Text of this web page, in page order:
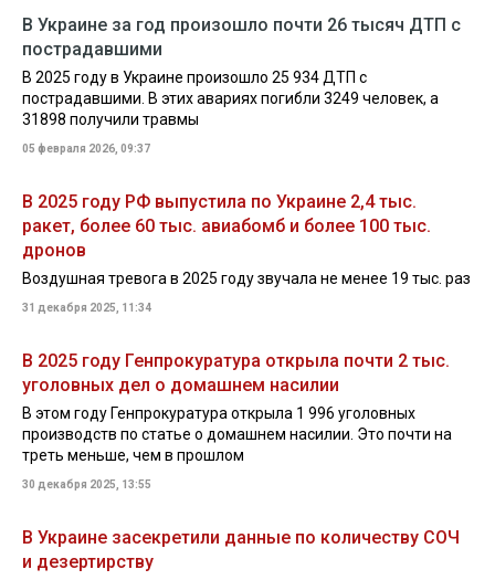
В Украине за год произошло почти 26 тысяч ДТП с
пострадавшими
В 2025 году в Украине произошло 25 934 ДТП с
пострадавшими. В этих авариях погибли 3249 человек, а
31898 получили травмы
05 февраля 2026, 09:37
В 2025 году РФ выпустила по Украине 2,4 тыс.
ракет, более 60 тыс. авиабомб и более 100 тыс.
дронов
Воздушная тревога в 2025 году звучала не менее 19 тыс. раз
31 декабря 2025, 11:34
В 2025 году Генпрокуратура открыла почти 2 тыс.
уголовных дел о домашнем насилии
В этом году Генпрокуратура открыла 1 996 уголовных
производств по статье о домашнем насилии. Это почти на
треть меньше, чем в прошлом
30 декабря 2025, 13:55
В Украине засекретили данные по количеству СОЧ
и дезертирству